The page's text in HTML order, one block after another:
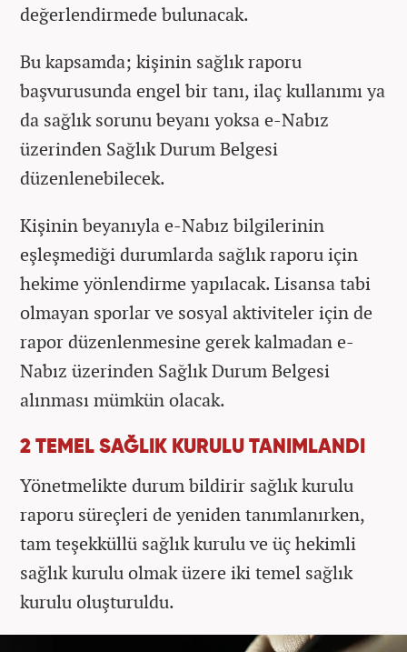
değerlendirmede bulunacak.
Bu kapsamda; kişinin sağlık raporu
başvurusunda engel bir tanı, ilaç kullanımı ya
da sağlık sorunu beyanı yoksa e-Nabız
üzerinden Sağlık Durum Belgesi
düzenlenebilecek.
Kişinin beyanıyla e-Nabız bilgilerinin
eşleşmediği durumlarda sağlık raporu için
hekime yönlendirme yapılacak. Lisansa tabi
olmayan sporlar ve sosyal aktiviteler için de
rapor düzenlenmesine gerek kalmadan e-
Nabız üzerinden Sağlık Durum Belgesi
alınması mümkün olacak.
2 TEMEL SAĞLIK KURULU TANIMLANDI
Yönetmelikte durum bildirir sağlık kurulu
raporu süreçleri de yeniden tanımlanırken,
tam teşekküllü sağlık kurulu ve üç hekimli
sağlık kurulu olmak üzere iki temel sağlık
kurulu oluşturuldu.